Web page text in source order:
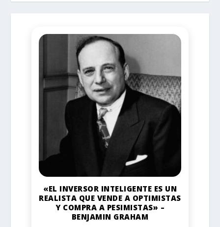
«EL INVERSOR INTELIGENTE ES UN
REALISTA QUE VENDE A OPTIMISTAS
Y COMPRA A PESIMISTAS» –
BENJAMIN GRAHAM